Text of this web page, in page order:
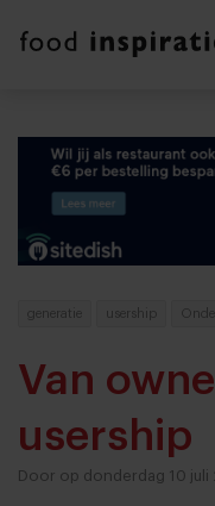
generatie usership
Van
usership
Door op donderdag 10 juli